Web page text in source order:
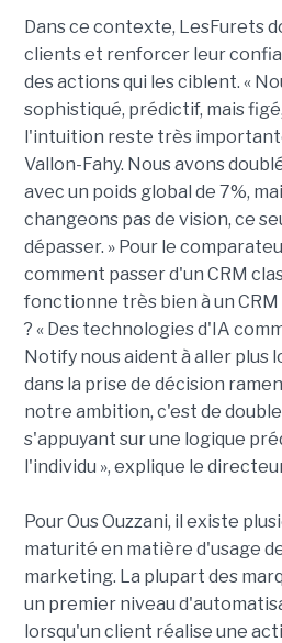
Dans ce contexte, LesFurets
clients et renforcer leur
des actions qui les ciblent. «
sophistiqué, prédictif, mais
l'intuition reste très
Vallon-Fahy. Nous avons
avec un poids global de 7%,
changeons pas de vision, ce
dépasser. » Pour le
comment passer d'un CRM
fonctionne très bien à un
? « Des technologies d'IA
Notify nous aident à aller plus
dans la prise de décision
notre ambition, c'est de
s'appuyant sur une logique
l'individu », explique le
Pour Ous Ouzzani, il existe
maturité en matière d'usage
marketing. La plupart des
un premier niveau
lorsqu'un client réalise une